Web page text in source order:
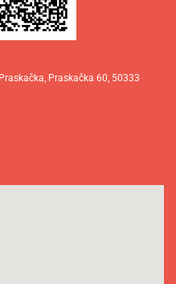
Praskačka 60, 50333